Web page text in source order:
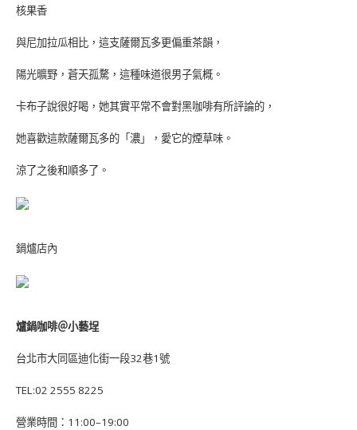
核果香
與尼加拉瓜相比，這支薩爾瓦多更偏重茶韻，
陽光曠野，蒼天孤騖，這種味道很男子氣概。
卡布子說很好喝，她其實平常不會對黑咖啡有所評論的，
她喜歡這款薩爾瓦多的「濃」，愛它的煙草味。
涼了之後和順多了。
鍋爐店內
爐鍋咖啡＠小藝埕
台北市大同區迪化街一段32巷1號
TEL:02 2555 8225
營業時間：11:00–19:00